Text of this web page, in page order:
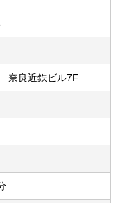
奈良近鉄ビル7F